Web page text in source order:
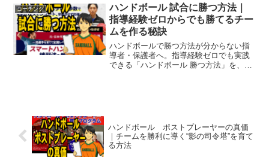
コーチング
ハンドボール 試合に勝つ方法｜
指導経験ゼロからでも勝てるチー
ムを作る秘訣
ハンドボールで勝つ方法が分からない指
導者・保護者へ。指導経験ゼロでも実践
できる「ハンドボール 勝つ方法」を、元
ハンドボール ポストプレーヤーの真価
｜チームを勝利に導く“影の司令塔”を育て
る方法